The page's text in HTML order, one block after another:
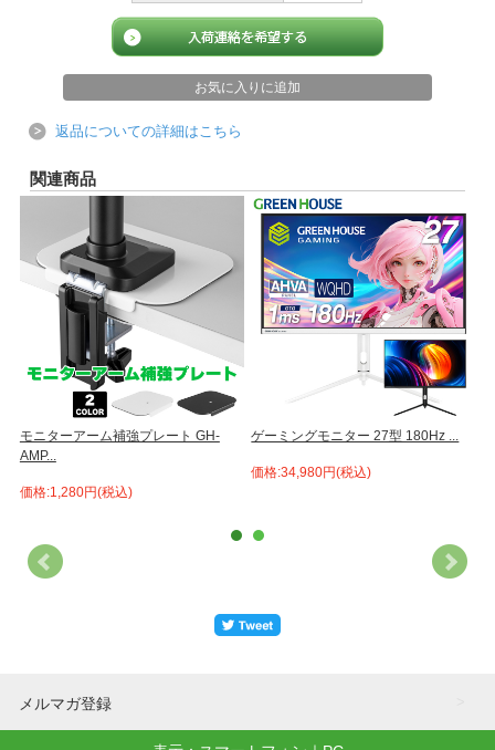
奥行：108mm以上
約3.3kg
保証期間
1年間
返品についての詳細はこちら
関連商品
モニターアーム補強プレート GH-
AMP...
価格:1,280円(税込)
ゲーミングモニター 27型 180Hz ...
価格:34,980円(税込)
メルマガ登録